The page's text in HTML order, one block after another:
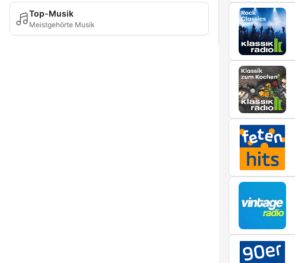
Top-Musik
Meistgehörte Musik